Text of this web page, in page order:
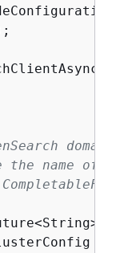
domain
the name of
=